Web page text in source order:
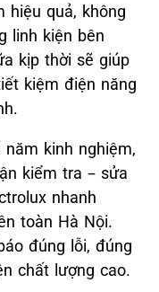
hiệu quả, không
linh kiện bên
kịp thời sẽ giúp
kiệm điện năng
kinh nghiệm,
kiểm tra – sửa
nhanh
toàn Hà Nội.
đúng lỗi, đúng
chất lượng cao.